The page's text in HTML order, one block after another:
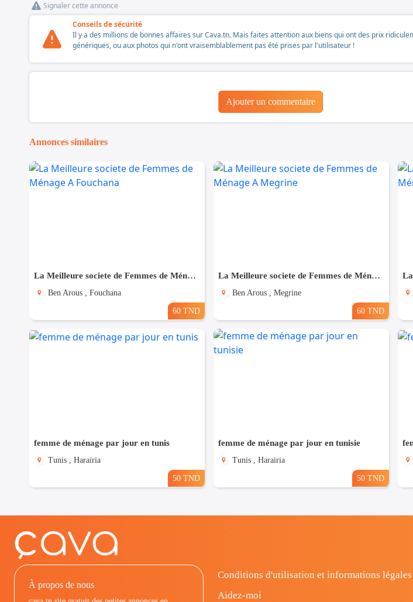
Signaler cette annonce
Conseils de sécurité
Il y a des millions de bonnes affaires sur Cava.tn. Mais faites attention aux biens qui ont des prix
génériques, ou aux photos qui n'ont vraisemblablement pas été prises par l'utilisateur !
Ajouter un commentaire
Annonces similaires
La Meilleure societe de Femmes de Ménage A Fouchana
Ben Arous , Fouchana
60 TND
La Meilleure societe de Femmes de Ménage A Megrine
Ben Arous , Megrine
60 TND
femme de ménage par jour en tunis
Tunis , Harairia
50 TND
femme de ménage par jour en tunisie
Tunis , Harairia
50 TND
À propos de nous
Conditions d'utilisation et informations légales
Aidez-moi